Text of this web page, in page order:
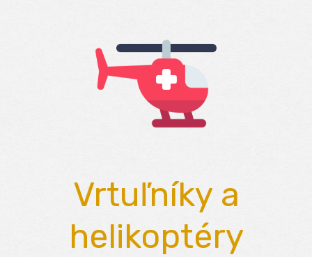
Vrtuľníky a
helikoptéry